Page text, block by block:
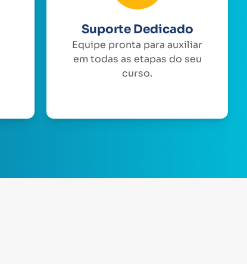
Suporte Dedicado
Equipe pronta para auxiliar
em todas as etapas do seu
curso.